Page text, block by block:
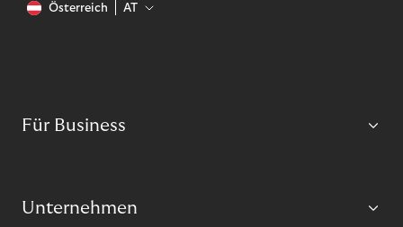
Österreich AT
Für Business
Unternehmen